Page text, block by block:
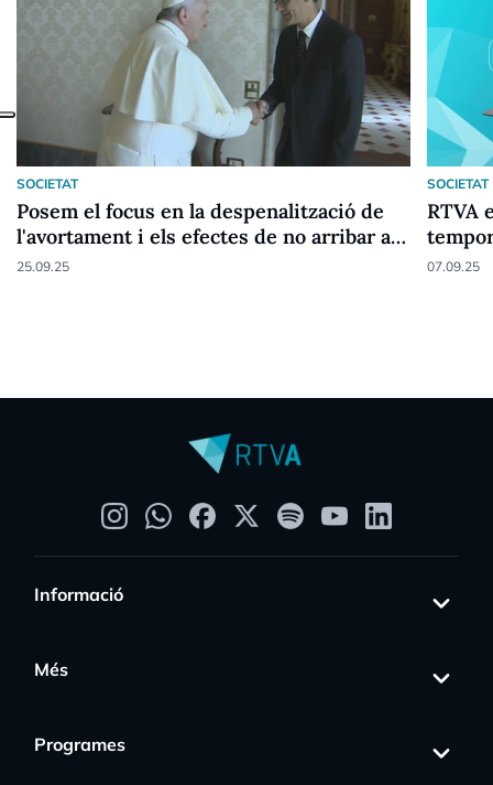
SOCIETAT
Posem el focus en la despenalització de
l'avortament i els efectes de no arribar a
un encaix
25.09.25
SOCIETAT
RTVA
07.09.25
Informació
Més
Programes